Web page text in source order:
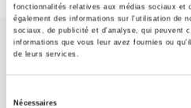
fonctionnalités relatives aux médias sociaux et
également des informations sur l'utilisation de
sociaux, de publicité et d'analyse, qui peuvent
informations que vous leur avez fournies ou
de leurs services.
Nécessaires